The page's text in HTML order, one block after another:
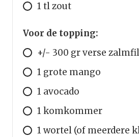
1 tl zout
Voor de topping:
+/- 300 gr verse
1 grote mango
1 avocado
1 komkommer
1 wortel (of meerdere